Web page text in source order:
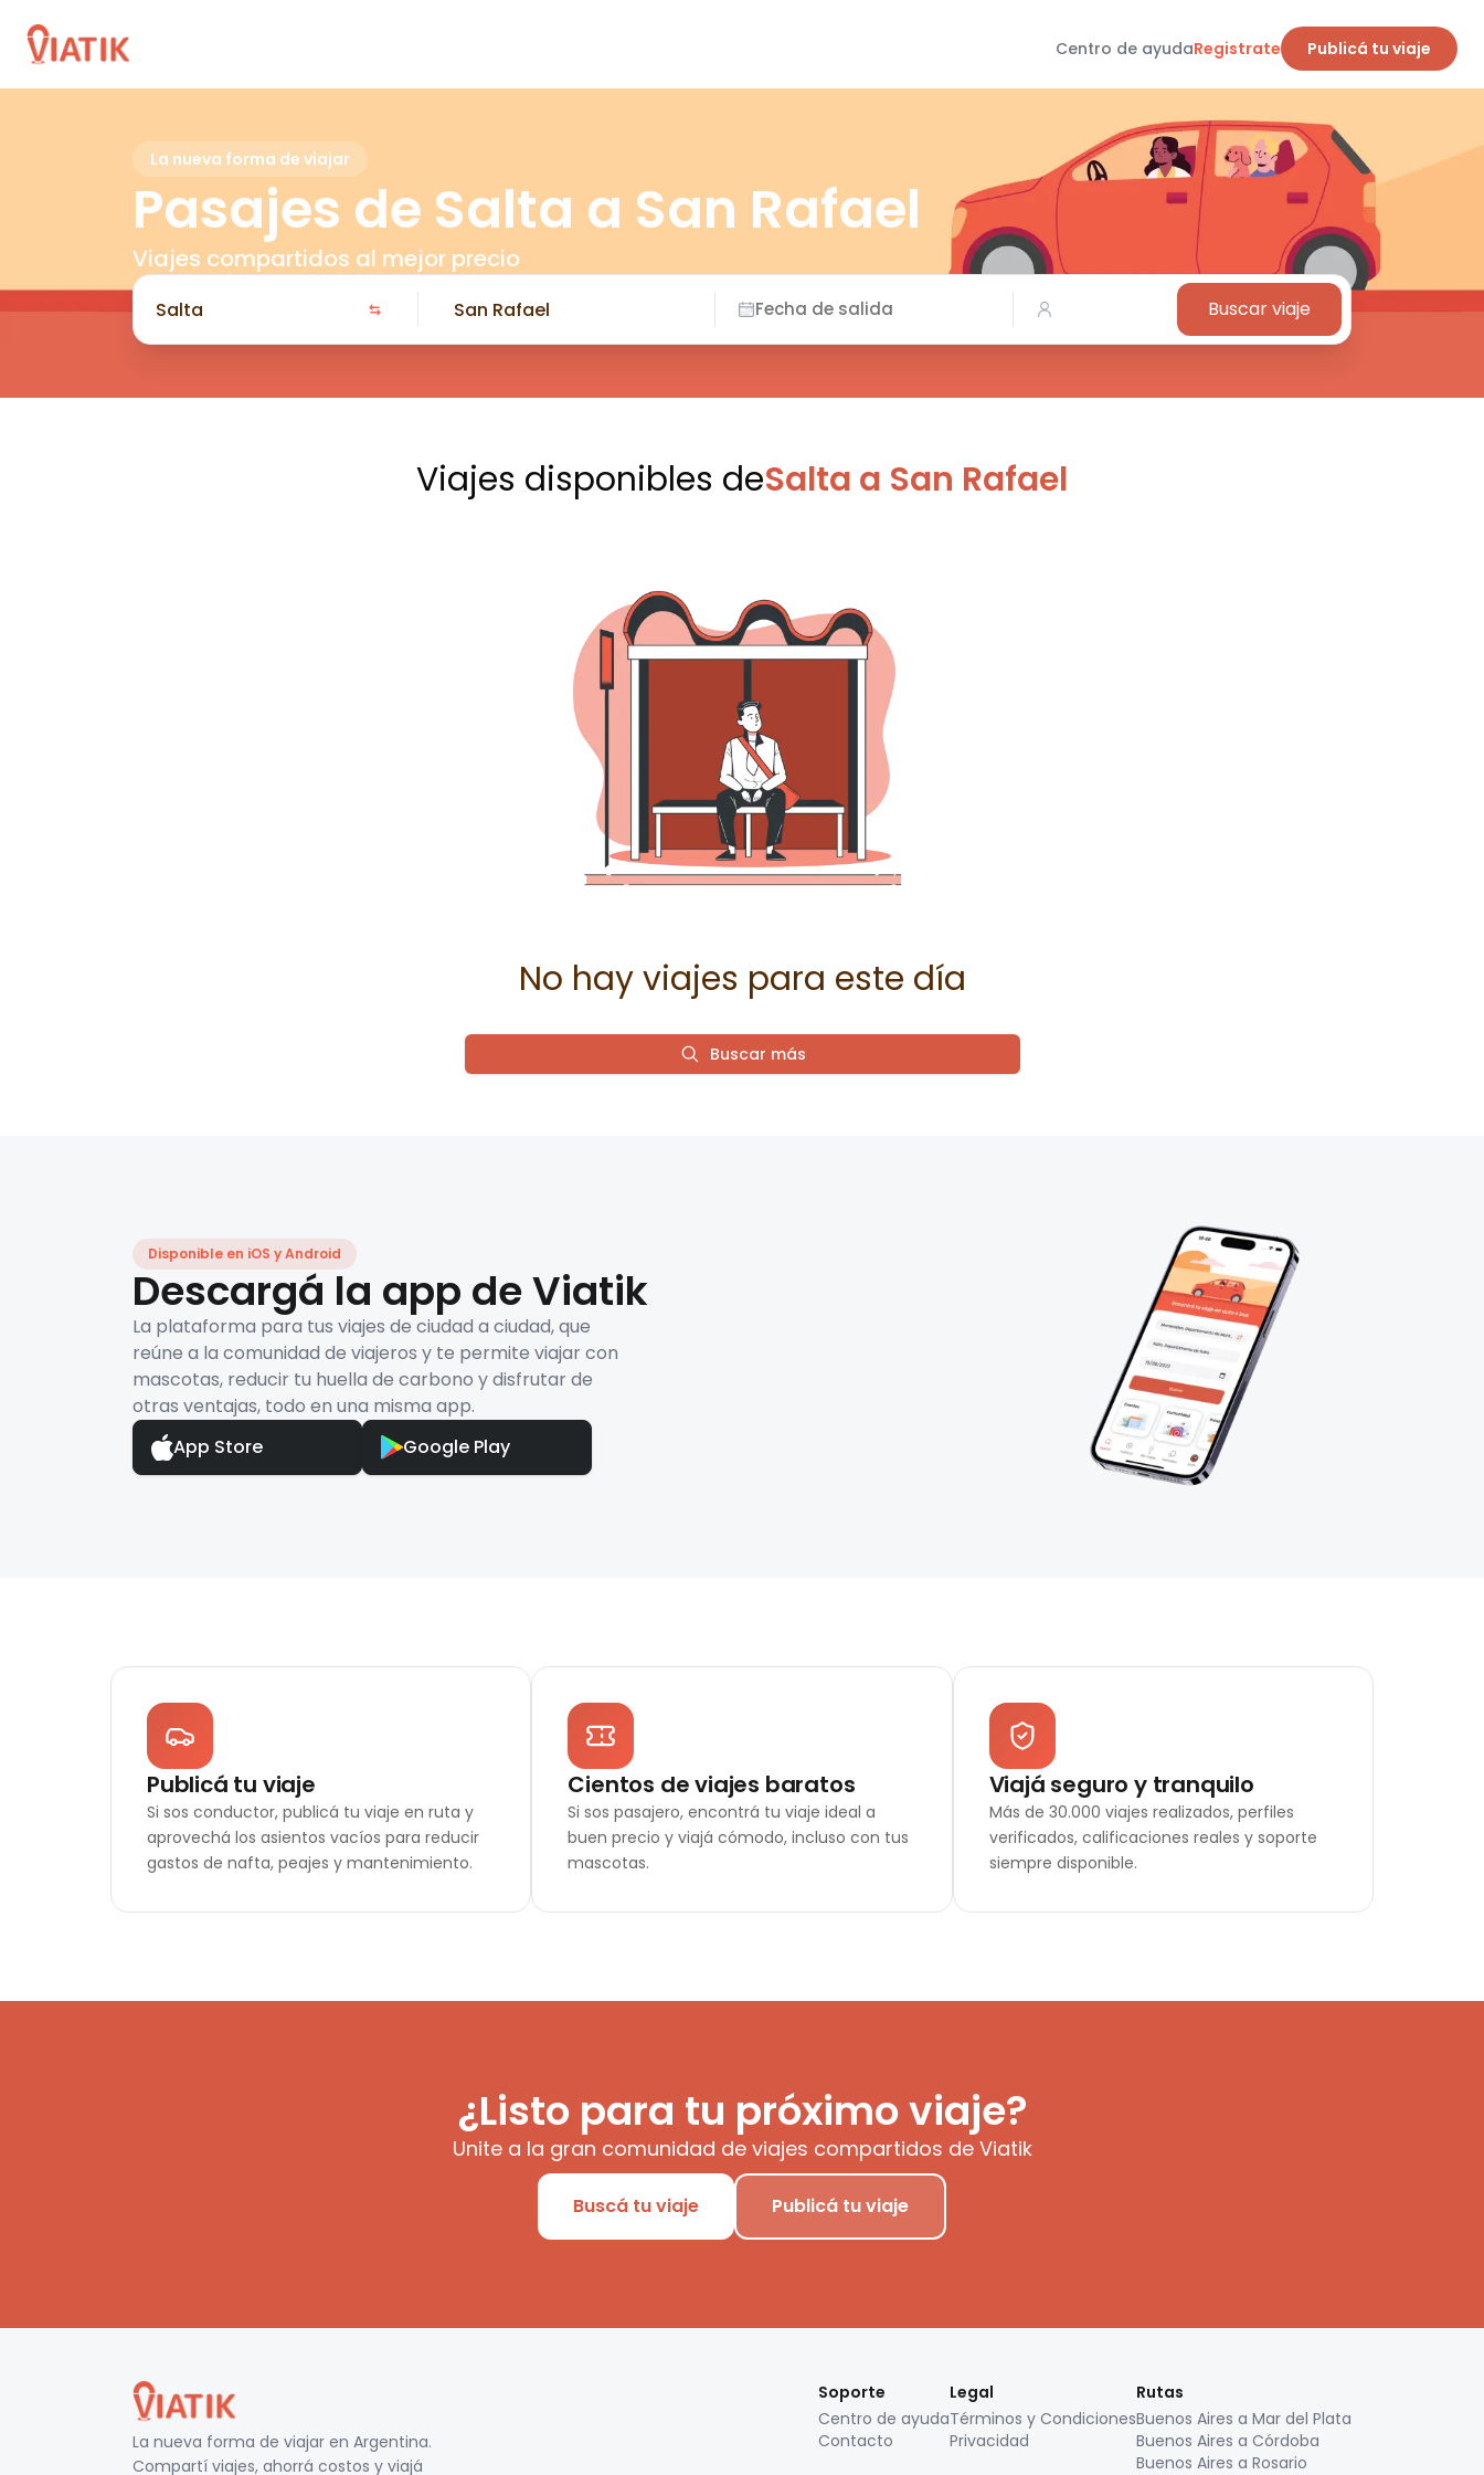
Centro de ayudaRegistrate Publicá tu viaje
La nueva forma de viajar
Pasajes de Salta a San Rafael
Viajes compartidos al mejor precio
Fecha de salida Buscar viaje
Viajes disponibles deSalta a San Rafael
No hay viajes para este día
Buscar más
Disponible en iOS y Android
Descargá la app de Viatik
La plataforma para tus viajes de ciudad a ciudad, que
reúne a la comunidad de viajeros y te permite viajar con
mascotas, reducir tu huella de carbono y disfrutar de
otras ventajas, todo en una misma app.
App Store
Google Play
Publicá tu viaje
Si sos conductor, publicá tu viaje en ruta y
aprovechá los asientos vacíos para reducir
gastos de nafta, peajes y mantenimiento.
Cientos de viajes baratos
Si sos pasajero, encontrá tu viaje ideal a
buen precio y viajá cómodo, incluso con tus
mascotas.
Viajá seguro y tranquilo
Más de 30.000 viajes realizados, perfiles
verificados, calificaciones reales y soporte
siempre disponible.
¿Listo para tu próximo viaje?
Unite a la gran comunidad de viajes compartidos de Viatik
Buscá tu viaje Publicá tu viaje
La nueva forma de viajar en Argentina.
Compartí viajes, ahorrá costos y viajá
Soporte
Centro de ayuda
Contacto
Legal
Términos y Condiciones
Privacidad
Rutas
Buenos Aires a Mar del Plata
Buenos Aires a Córdoba
Buenos Aires a Rosario